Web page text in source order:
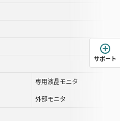
専用液晶モニタ
外部モニタ
サポート